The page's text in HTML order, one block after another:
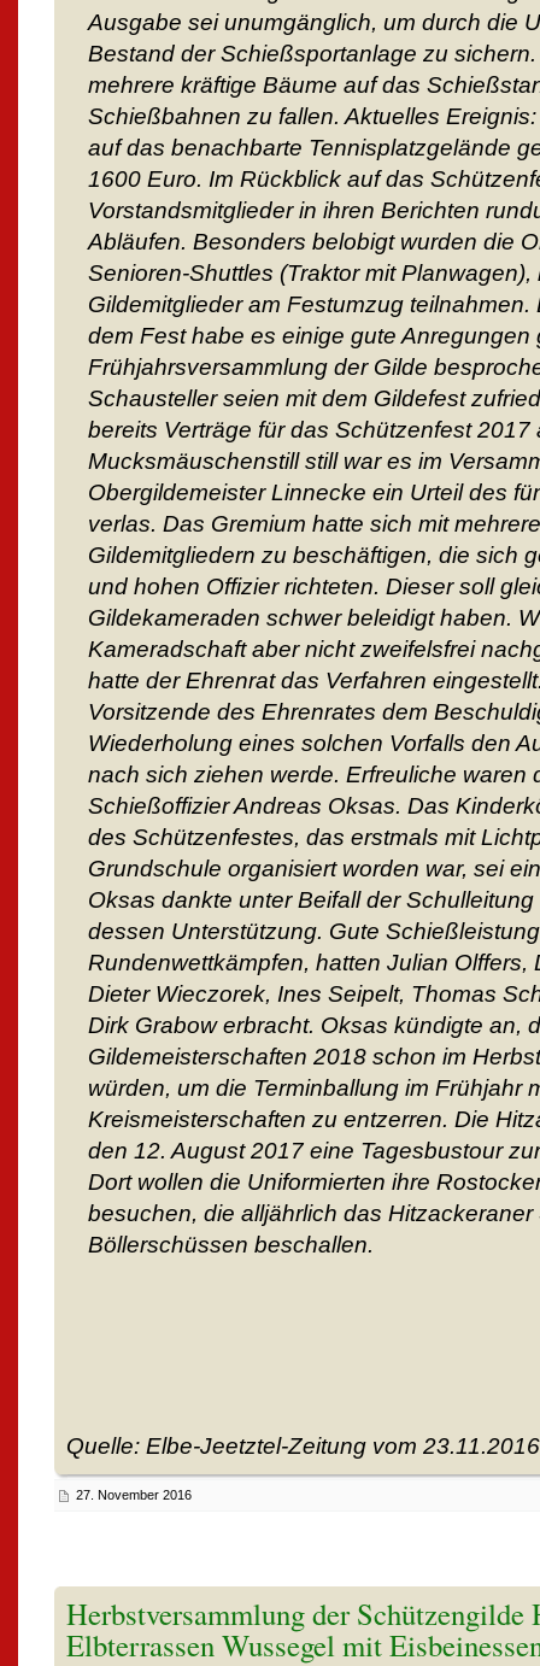
Ausgabe sei unumgänglich, um durch die
Bestand der Schießsportanlage zu
mehrere kräftige Bäume auf das
Schießbahnen zu fallen. Aktuelles
auf das benachbarte Tennisplatzgelände
1600 Euro. Im Rückblick auf das
Vorstandsmitglieder in ihren Berichten
Abläufen. Besonders belobigt wurden die
Senioren-Shuttles (Traktor mit
Gildemitglieder am Festumzug
dem Fest habe es einige gute Anregungen
Frühjahrsversammlung der Gilde
Schausteller seien mit dem Gildefest
bereits Verträge für das Schützenfest
Mucksmäuschenstill still war es im
Obergildemeister Linnecke ein Urteil des
verlas. Das Gremium hatte sich mit
Gildemitgliedern zu beschäftigen, die sich
und hohen Offizier richteten. Dieser soll
Gildekameraden schwer beleidigt haben.
Kameradschaft aber nicht zweifelsfrei
hatte der Ehrenrat das Verfahren
Vorsitzende des Ehrenrates dem
Wiederholung eines solchen Vorfalls den
nach sich ziehen werde. Erfreuliche waren
Schießoffizier Andreas Oksas. Das
des Schützenfestes, das erstmals mit
Grundschule organisiert worden war, sei
Oksas dankte unter Beifall der
dessen Unterstützung. Gute
Rundenwettkämpfen, hatten Julian Olffers,
Dieter Wieczorek, Ines Seipelt, Thomas
Dirk Grabow erbracht. Oksas kündigte an,
Gildemeisterschaften 2018 schon im
würden, um die Terminballung im Frühjahr
Kreismeisterschaften zu entzerren. Die
den 12. August 2017 eine Tagesbustour
Dort wollen die Uniformierten ihre
besuchen, die alljährlich das
Böllerschüssen beschallen.
Quelle: Elbe-Jeetztel-Zeitung vom 23.11.2016
27. November 2016
Herbstversammlung der Schützengilde
Elbterrassen Wussegel mit